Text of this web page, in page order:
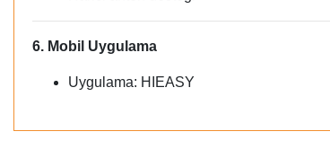
6. Mobil Uygulama
Uygulama: HIEASY